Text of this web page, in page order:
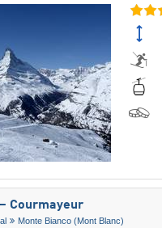
Courmayeur
Monte Bianco (Mont Blanc)